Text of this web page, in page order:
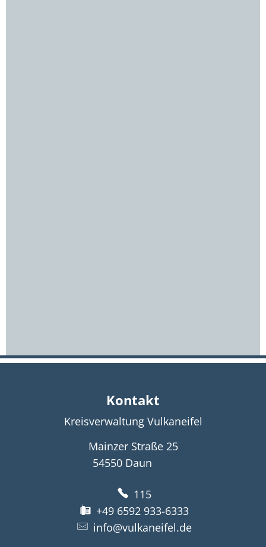
Kontakt
Kreisverwaltung Vulkaneifel
Mainzer Straße 25
54550 Daun
115
+49 6592 933-6333
info@vulkaneifel.de